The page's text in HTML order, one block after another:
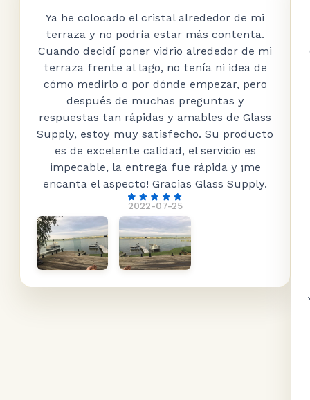
2022-07-25
Ya he colocado el cristal alrededor de mi
terraza y no podría estar más contenta.
Cuando decidí poner vidrio alrededor de mi
terraza frente al lago, no tenía ni idea de
cómo medirlo o por dónde empezar, pero
después de muchas preguntas y
respuestas tan rápidas y amables de Glass
Supply, estoy muy satisfecho. Su producto
es de excelente calidad, el servicio es
impecable, la entrega fue rápida y ¡me
encanta el aspecto! Gracias Glass Supply.